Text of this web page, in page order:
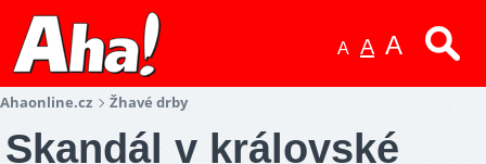
A A A
Ahaonline.cz Žhavé drby
Skandál v královské